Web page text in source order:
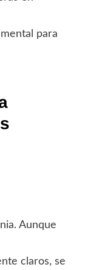
para
Aunque
claros, se